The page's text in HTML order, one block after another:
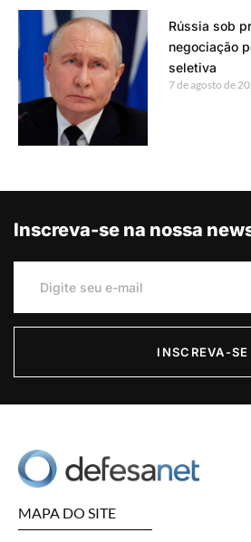
Rússia sob
negociação
seletiva
7 de agosto de
Inscreva-se na nossa
INSCREVA-SE
MAPA DO SITE